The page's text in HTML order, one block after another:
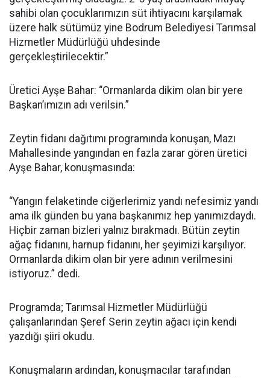
sahibi olan çocuklarımızın süt ihtiyacını karşılamak
üzere halk sütümüz yine Bodrum Belediyesi Tarımsal
Hizmetler Müdürlüğü uhdesinde
gerçekleştirilecektir.”
Üretici Ayşe Bahar: “Ormanlarda dikim olan bir yere
Başkan’ımızın adı verilsin.”
Zeytin fidanı dağıtımı programında konuşan, Mazı
Mahallesinde yangından en fazla zarar gören üretici
Ayşe Bahar, konuşmasında:
“Yangın felaketinde ciğerlerimiz yandı nefesimiz yandı
ama ilk günden bu yana başkanımız hep yanımızdaydı.
Hiçbir zaman bizleri yalnız bırakmadı. Bütün zeytin
ağaç fidanını, harnup fidanını, her şeyimizi karşılıyor.
Ormanlarda dikim olan bir yere adının verilmesini
istiyoruz.” dedi.
Programda; Tarımsal Hizmetler Müdürlüğü
çalışanlarından Şeref Serin zeytin ağacı için kendi
yazdığı şiiri okudu.
Konuşmaların ardından, konuşmacılar tarafından